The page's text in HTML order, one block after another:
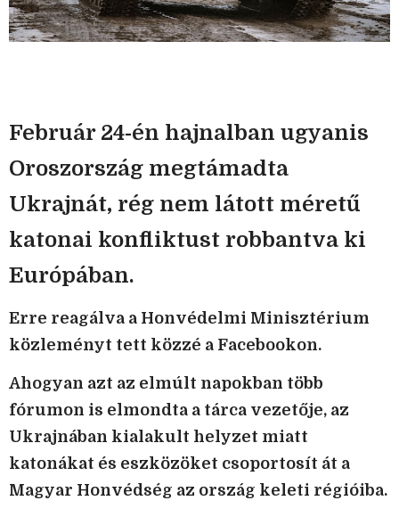
Február 24-én hajnalban ugyanis
Oroszország megtámadta
Ukrajnát, rég nem látott méretű
katonai konfliktust robbantva ki
Európában.
Erre reagálva a Honvédelmi Minisztérium
közleményt tett közzé a Facebookon.
Ahogyan azt az elmúlt napokban több
fórumon is elmondta a tárca vezetője, az
Ukrajnában kialakult helyzet miatt
katonákat és eszközöket csoportosít át a
Magyar Honvédség az ország keleti régióiba.